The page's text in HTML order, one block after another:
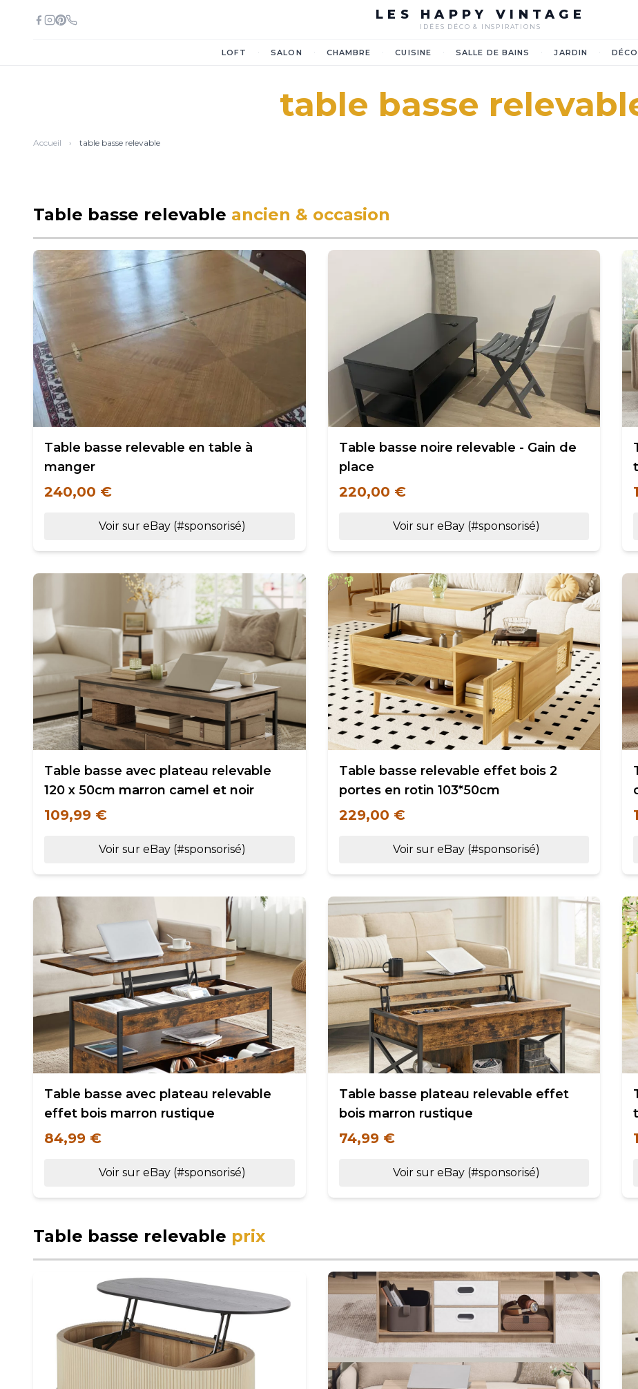
LES HAPPY VINTAGE
IDÉES DÉCO & INSPIRATIONS
LOFT SALON CHAMBRE CUISINE SALLE DE BAINS JARDIN DÉCO
table basse
Accueil › table basse relevable
Table basse relevable ancien & occasion
Table basse relevable en table à
manger
240,00 €
Voir sur eBay (#sponsorisé)
Table basse noire relevable - Gain de
place
220,00 €
Voir sur eBay (#sponsorisé)
Table basse avec plateau relevable
120 x 50cm marron camel et noir
109,99 €
Voir sur eBay (#sponsorisé)
Table basse relevable effet bois 2
portes en rotin 103*50cm
229,00 €
Voir sur eBay (#sponsorisé)
Table basse avec plateau relevable
effet bois marron rustique
84,99 €
Voir sur eBay (#sponsorisé)
Table basse plateau relevable effet
bois marron rustique
74,99 €
Voir sur eBay (#sponsorisé)
Table basse relevable prix